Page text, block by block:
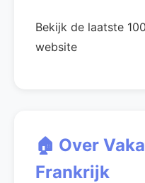
Bekijk de laatste 100
website
🏠 Over
Frankrijk